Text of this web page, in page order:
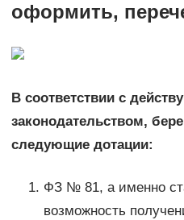
оформить,
В соответствии с
законодательством,
следующие дотации:
ФЗ № 81, а именно
возможность